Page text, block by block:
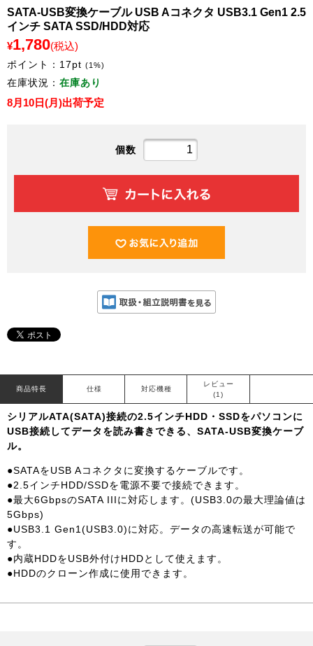
SATA-USB変換ケーブル USB Aコネクタ USB3.1 Gen1 2.5
インチ SATA SSD/HDD対応
¥1,780(税込)
ポイント： 17pt (1%)
在庫状況： 在庫あり
8月10日(月)出荷予定
個数
商品特長 仕様 対応機種
レビュー
(1)
シリアルATA(SATA)接続の2.5インチHDD・SSDをパソコンに
USB接続してデータを読み書きできる、SATA-USB変換ケーブ
ル。
●SATAをUSB Aコネクタに変換するケーブルです。
●2.5インチHDD/SSDを電源不要で接続できます。
●最大6GbpsのSATA IIIに対応します。(USB3.0の最大理論値は
5Gbps)
●USB3.1 Gen1(USB3.0)に対応。データの高速転送が可能で
す。
●内蔵HDDをUSB外付けHDDとして使えます。
●HDDのクローン作成に使用できます。